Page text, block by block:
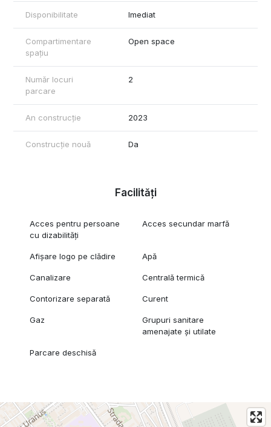
Disponibilitate Imediat
Compartimentare
spațiu
Open space
Număr locuri
parcare
2
An construcție 2023
Construcție nouă Da
Facilități
Acces pentru persoane
cu dizabilități
Acces secundar marfă
Afișare logo pe clădire Apă
Canalizare Centrală termică
Contorizare separată Curent
Gaz
Grupuri sanitare
amenajate și utilate
Parcare deschisă